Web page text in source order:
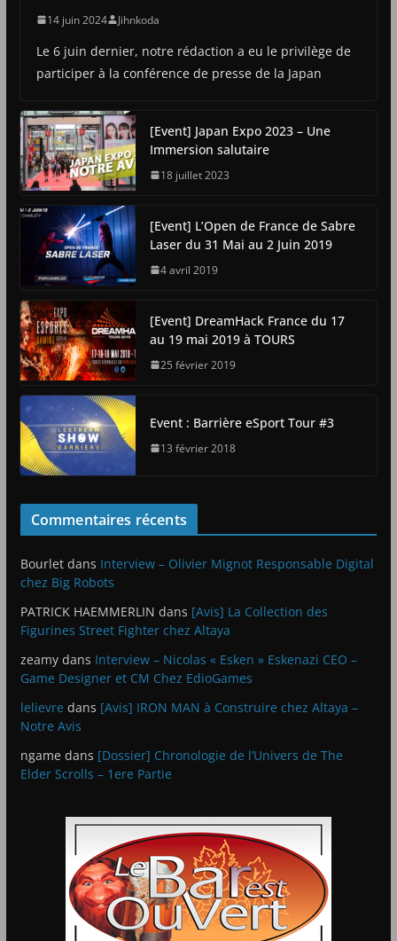
14 juin 2024 Jihnkoda
Le 6 juin dernier, notre rédaction a eu le privilège de
participer à la conférence de presse de la Japan
[Event] Japan Expo 2023 – Une
Immersion salutaire
18 juillet 2023
[Event] L’Open de France de Sabre
Laser du 31 Mai au 2 Juin 2019
4 avril 2019
[Event] DreamHack France du 17
au 19 mai 2019 à TOURS
25 février 2019
Event : Barrière eSport Tour #3
13 février 2018
Commentaires récents
Bourletdans Interview – Olivier Mignot Responsable Digital
chez Big Robots
PATRICK HAEMMERLIN dans [Avis] La Collection des
Figurines Street Fighter chez Altaya
zeamydans Interview – Nicolas « Esken » Eskenazi CEO –
Game Designer et CM Chez EdioGames
lelievre dans [Avis] IRON MAN à Construire chez Altaya –
Notre Avis
ngame dans [Dossier] Chronologie de l’Univers de The
Elder Scrolls – 1ere Partie